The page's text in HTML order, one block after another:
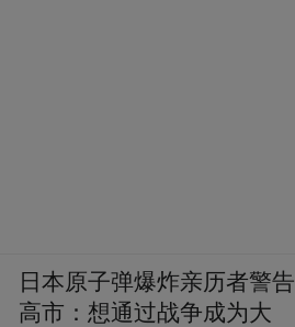
日本原子弹爆炸亲历者警告
高市：想通过战争成为大